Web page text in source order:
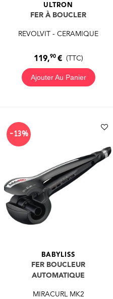
ULTRON
FER À BOUCLER
REVOLVIT - CERAMIQUE
119,90 € (TTC)
Ajouter Au Panier
-13%
BABYLISS
FER BOUCLEUR
AUTOMATIQUE
MIRACURL MK2